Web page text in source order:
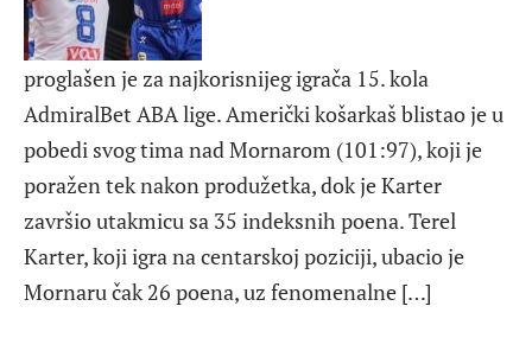
proglašen je za najkorisnijeg igrača 15. kola
AdmiralBet ABA lige. Američki košarkaš blistao je u
pobedi svog tima nad Mornarom (101:97), koji je
poražen tek nakon produžetka, dok je Karter
završio utakmicu sa 35 indeksnih poena. Terel
Karter, koji igra na centarskoj poziciji, ubacio je
Mornaru čak 26 poena, uz fenomenalne […]